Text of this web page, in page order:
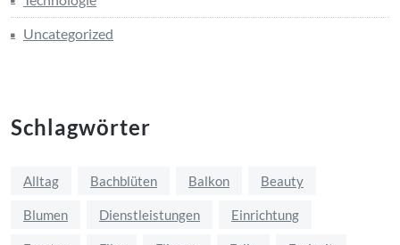
Uncategorized
Schlagwörter
Alltag Bachblüten Balkon Beauty
Blumen Dienstleistungen Einrichtung